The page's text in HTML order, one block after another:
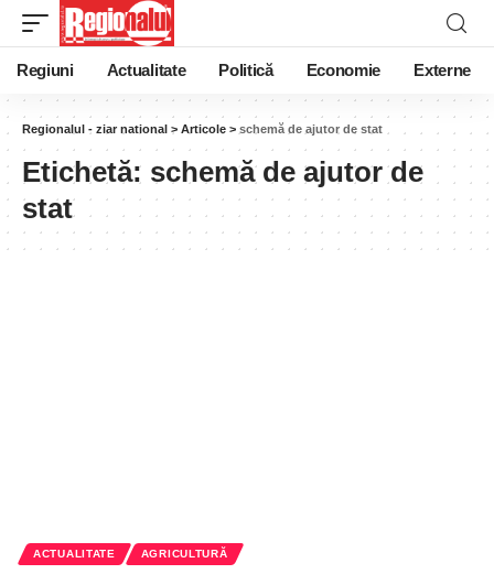
Regiuni Actualitate Politică Economie Externe
Regionalul - ziar national > Articole > schemă de ajutor de stat
Etichetă: schemă de ajutor de
stat
ACTUALITATE AGRICULTURĂ